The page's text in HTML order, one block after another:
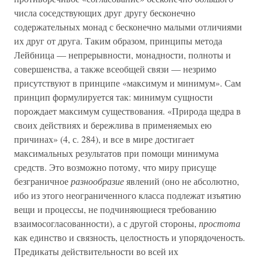
числа соседствующих друг другу бесконечно
содержательных монад с бесконечно малыми отличиями
их друг от друга. Таким образом, принципы метода
Лейбница — непрерывности, монадности, полноты и
совершенства, а также всеобщей связи — незримо
присутствуют в принципе «максимум и минимум». Сам
принцип формулируется так: минимум сущности
порождает максимум существования. «Природа щедра в
своих действиях и бережлива в применяемых ею
причинах» (4, с. 284), и все в мире достигает
максимальных результатов при помощи минимума
средств. Это возможно потому, что миру присуще
безграничноеразнообразиеявлений (оно не абсолютно,
ибо из этого неограниченного класса подлежат изъятию
вещи и процессы, не подчиняющиеся требованию
взаимосогласованности), а с другой стороны, простота
как единство и связность, целостность и упорядоченость.
Предикаты действительности во всей их